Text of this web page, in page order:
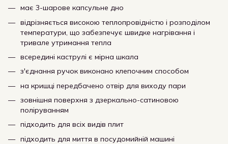
має 3-шарове капсульне дно
відрізняється високою теплопровідністю і розподілом
температури, що забезпечує швидке нагрівання і
тривале утримання тепла
всередині каструлі є мірна шкала
з'єднання ручок виконано клепочним способом
на кришці передбачено отвір для виходу пари
зовнішня поверхня з дзеркально-сатиновою
поліруванням
підходить для всіх видів плит
підходить для миття в посудомийній машині